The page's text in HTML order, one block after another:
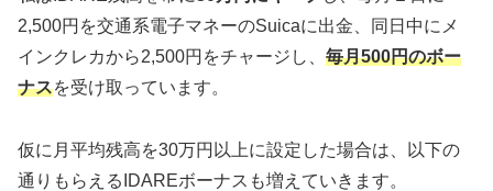
2,500円を交通系電子マネーのSuicaに出金、同日中にメ
インクレカから2,500円をチャージし、 毎月500円のボー
ナスを受け取っています。
仮に月平均残高を30万円以上に設定した場合は、以下の
通りもらえるIDAREボーナスも増えていきます。